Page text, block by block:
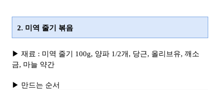
2. 미역 줄기 볶음
▶ 재료 : 미역 줄기 100g, 양파 1/2개, 당근, 올리브유, 깨소
금, 마늘 약간
▶ 만드는 순서